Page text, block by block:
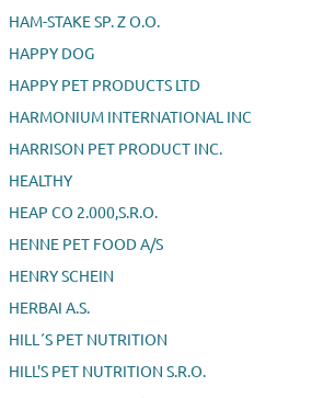
HAM-STAKE SP. Z O.O.
HAPPY DOG
HAPPY PET PRODUCTS LTD
HARMONIUM INTERNATIONAL INC
HARRISON PET PRODUCT INC.
HEALTHY
HEAP CO 2.000,S.R.O.
HENNE PET FOOD A/S
HENRY SCHEIN
HERBAI A.S.
HILL´S PET NUTRITION
HILL'S PET NUTRITION S.R.O.